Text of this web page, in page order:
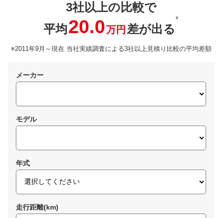
3社以上の比較で
平均20.0万円 差が出る
※
※2011年9月～現在 当社実績調査による3社以上見積り比較の平均差額
メーカー
モデル
年式
走行距離(km)